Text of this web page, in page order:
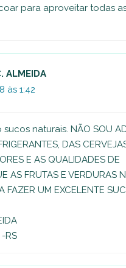
para aproveitar todas
ALMEIDA
às 1:42
naturais. NÃO SOU
DAS
E AS QUALIDADES DE
AS FRUTAS E VERDURAS
FAZER UM EXCELENTE
-RS